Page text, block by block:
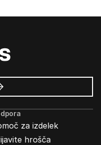
za izdelek
hrošča